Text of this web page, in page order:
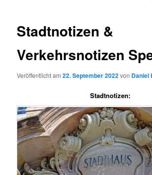
Stadtnotizen &
Verkehrsnotizen
Veröffentlicht am22. September 2022von Daniel
Stadtnotizen: